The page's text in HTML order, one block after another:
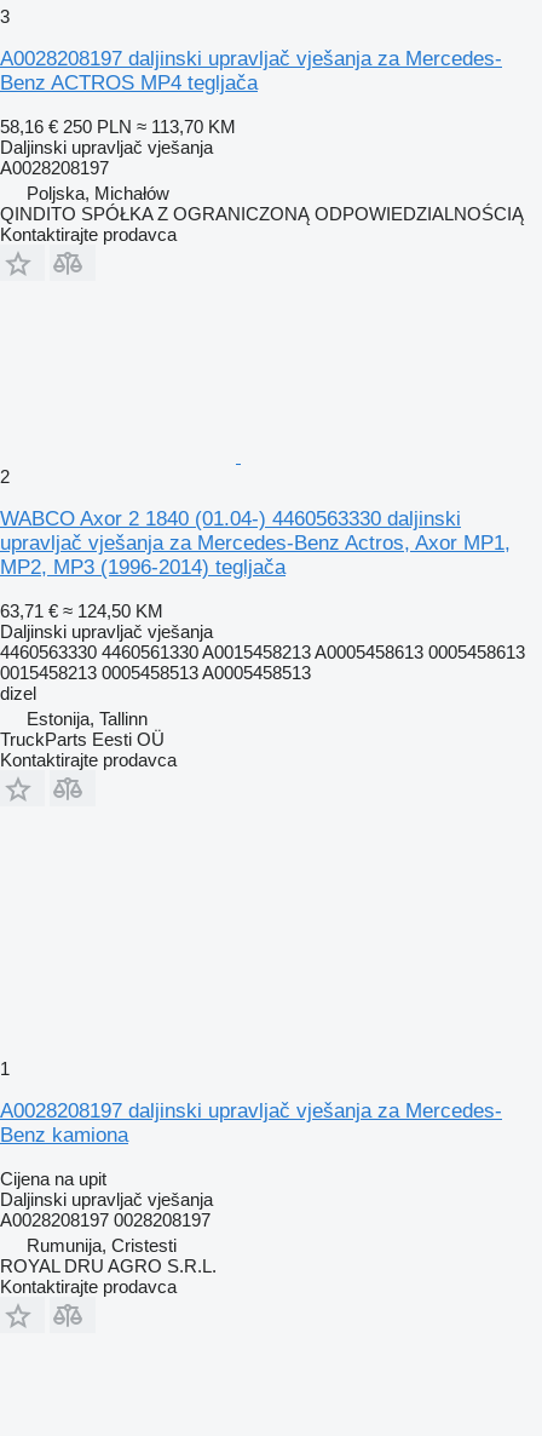
3
A0028208197 daljinski upravljač vješanja za Mercedes-
Benz ACTROS MP4 tegljača
58,16 € 250 PLN ≈ 113,70 KM
Daljinski upravljač vješanja
A0028208197
Poljska, Michałów
QINDITO SPÓŁKA Z OGRANICZONĄ ODPOWIEDZIALNOŚCIĄ
Kontaktirajte prodavca
2
WABCO Axor 2 1840 (01.04-) 4460563330 daljinski
upravljač vješanja za Mercedes-Benz Actros, Axor MP1,
MP2, MP3 (1996-2014) tegljača
63,71 € ≈ 124,50 KM
Daljinski upravljač vješanja
4460563330 4460561330 A0015458213 A0005458613 0005458613
0015458213 0005458513 A0005458513
dizel
Estonija, Tallinn
TruckParts Eesti OÜ
Kontaktirajte prodavca
1
A0028208197 daljinski upravljač vješanja za Mercedes-
Benz kamiona
Cijena na upit
Daljinski upravljač vješanja
A0028208197 0028208197
Rumunija, Cristesti
ROYAL DRU AGRO S.R.L.
Kontaktirajte prodavca